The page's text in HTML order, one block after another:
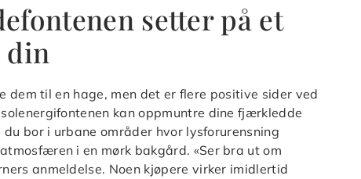
setter på et
din
til en hage, men det er flere positive sider ved
kan oppmuntre dine fjærkledde
bor i urbane områder hvor lysforurensning
i en mørk bakgård. «Ser bra ut om
anmeldelse. Noen kjøpere virker imidlertid